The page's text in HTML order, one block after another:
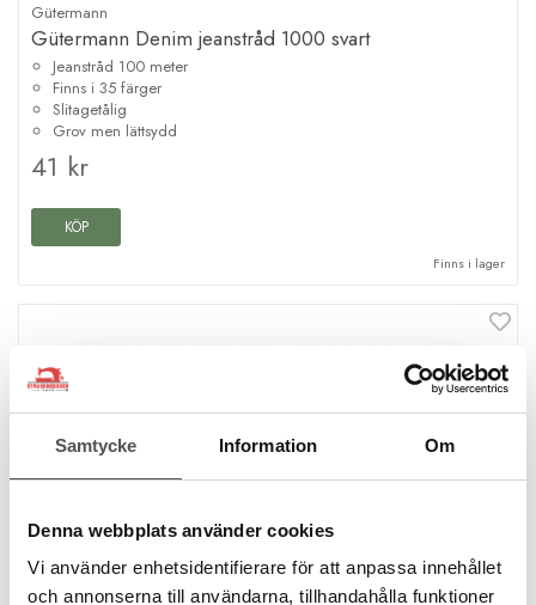
Samtycke Information Om
Denna webbplats använder cookies
Vi använder enhetsidentifierare för att anpassa innehållet
och annonserna till användarna, tillhandahålla funktioner
Gütermann
Gütermann Denim jeanstråd 1000 svart
Jeanstråd 100 meter
Finns i 35 färger
Slitagetålig
Grov men lättsydd
41 kr
KÖP
Finns i lager